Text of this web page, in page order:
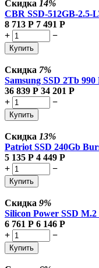
Скидка 14%
CBR SSD-512GB-2.5-
8 713 Р 7 491 Р
+
−
Купить
Скидка 7%
Samsung SSD 2Tb
36 839 Р 34 201 Р
+
−
Купить
Скидка 13%
Patriot SSD 240Gb
5 135 Р 4 449 Р
+
−
Купить
Скидка 9%
Silicon Power SSD
6 761 Р 6 146 Р
+
−
Купить